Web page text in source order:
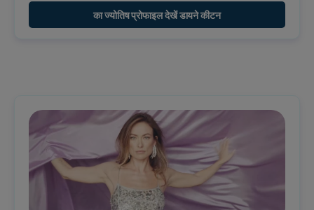
का ज्योतिष प्रोफाइल देखें डायने कीटन